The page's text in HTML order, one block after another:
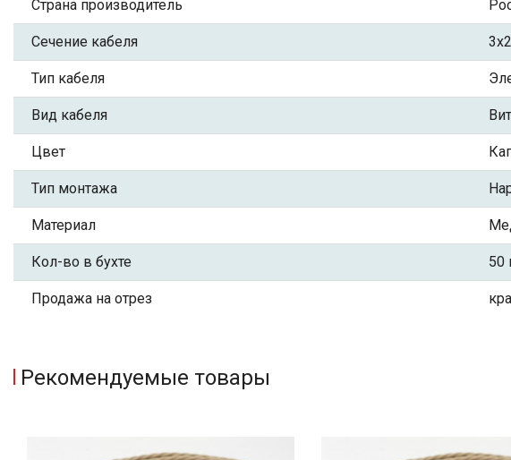
Страна производитель
Сечение кабеля
Тип кабеля
Вид кабеля
Цвет
Тип монтажа
Материал
Кол-во в бухте 50
Продажа на отрез
Рекомендуемые товары